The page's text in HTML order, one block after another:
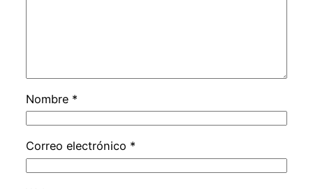
Nombre *
Correo electrónico *